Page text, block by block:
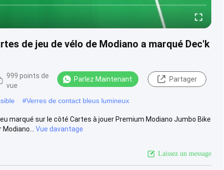
de jeu de vélo de Modiano a marqué Dec'k
999 points de
vue
Parlez Maintenant. Partager
#Verres de contact bleus lumineux
marqué sur le côté Cartes à jouer Premium Modiano Jumbo Bike
Vue davantage
Laissez un message